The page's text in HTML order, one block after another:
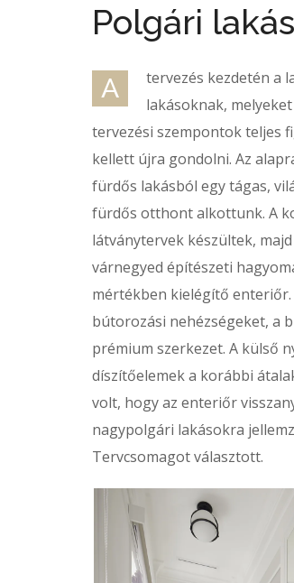
Polgári
A
tervezés kezdetén a
lakásoknak,
tervezési szempontok teljes
kellett újra gondolni. Az
fürdős lakásból egy tágas,
fürdős otthont alkottunk. A
látványtervek készültek,
várnegyed építészeti
mértékben kielégítő
bútorozási nehézségeket, a
prémium szerkezet. A külső
díszítőelemek a korábbi
volt, hogy az enteriőr
nagypolgári lakásokra
Tervcsomagot választott.